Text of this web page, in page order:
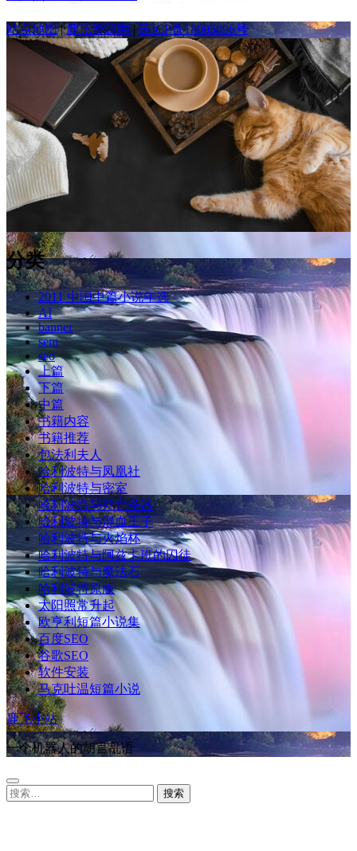
站点地图|鹿飞资源网 | 苏ICP备18005096号
分类
2011 中国中篇小说年选
AI
banner
sem
seo
上篇
下篇
中篇
书籍内容
书籍推荐
包法利夫人
哈利波特与凤凰社
哈利波特与密室
哈利波特与死亡圣器
哈利波特与混血王子
哈利波特与火焰杯
哈利波特与阿兹卡班的囚徒
哈利波特与魔法石
哈利波特原版
太阳照常升起
欧亨利短篇小说集
百度SEO
谷歌SEO
软件安装
马克吐温短篇小说
鹿飞小站
一个机器人的胡言乱语
搜